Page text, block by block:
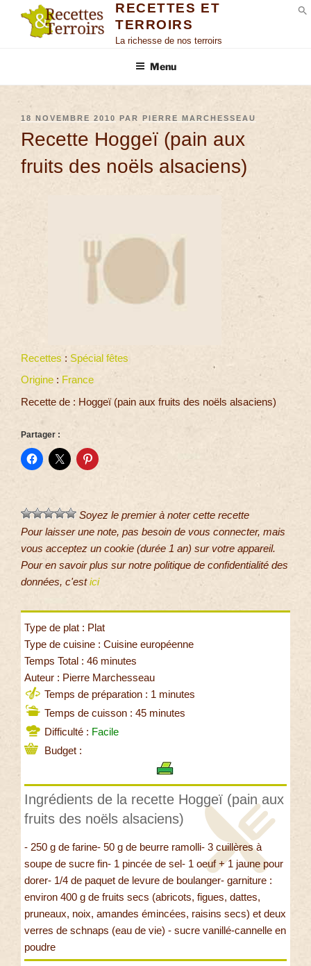
RECETTES ET
TERROIRS
La richesse de nos terroirs
Menu
18 NOVEMBRE 2010 PAR PIERRE MARCHESSEAU
Recette Hoggeï (pain aux
fruits des noëls alsaciens)
Recettes : Spécial fêtes
Origine : France
Recette de : Hoggeï (pain aux fruits des noëls alsaciens)
Partager :
Soyez le premier à noter cette recette
Pour laisser une note, pas besoin de vous connecter, mais
vous acceptez un cookie (durée 1 an) sur votre appareil.
Pour en savoir plus sur notre politique de confidentialité des
données, c'estici
Type de plat : Plat
Type de cuisine : Cuisine européenne
Temps Total : 46 minutes
Auteur : Pierre Marchesseau
Temps de préparation : 1 minutes
Temps de cuisson : 45 minutes
Difficulté : Facile
Budget :
Ingrédients de la recette Hoggeï (pain aux
fruits des noëls alsaciens)
- 250 g de farine- 50 g de beurre ramolli- 3 cuillères à
soupe de sucre fin- 1 pincée de sel- 1 oeuf + 1 jaune pour
dorer- 1/4 de paquet de levure de boulanger- garniture :
environ 400 g de fruits secs (abricots, figues, dattes,
pruneaux, noix, amandes émincées, raisins secs) et deux
verres de schnaps (eau de vie) - sucre vanillé-cannelle en
poudre